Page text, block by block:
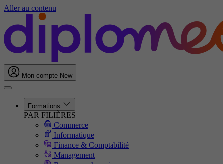
Aller au contenu
Mon compte New
Formations
PAR FILIÈRES
Commerce
Informatique
Finance & Comptabilité
Management